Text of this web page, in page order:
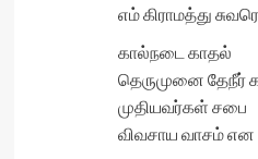
எம் கிராமத்து
கால்நடை காதல்
தெருமுனை தேநீர்
முதியவர்கள் சபை
விவசாய வாசம் என